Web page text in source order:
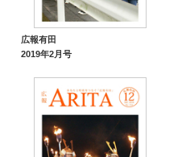
広報有田
2019年2月号